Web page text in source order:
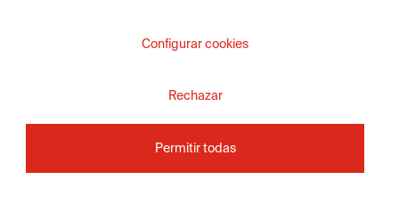
Configurar cookies
Rechazar
Permitir todas